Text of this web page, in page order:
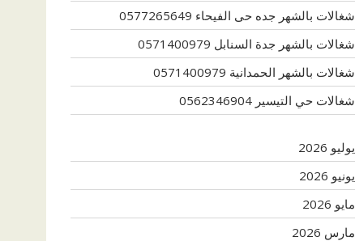
شغالات بالشهر جده حى الفيحاء 0577265649
شغالات بالشهر جدة السنابل 0571400979
شغالات بالشهر الحمدانية 0571400979
شغالات حي التيسير 0562346904
يوليو 2026
يونيو 2026
مايو 2026
مارس 2026